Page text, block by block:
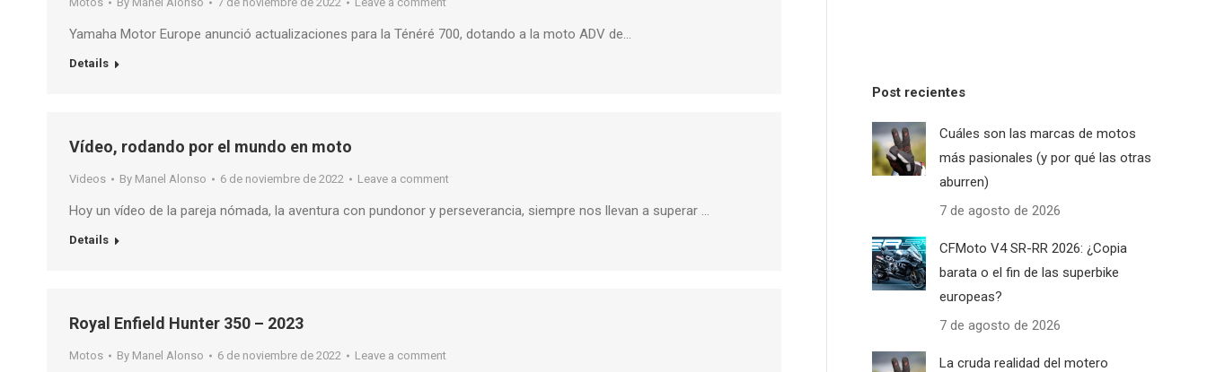
Yamaha Motor Europe anunció actualizaciones para la Ténéré 700, dotando a la moto ADV de…
Details
Vídeo, rodando por el mundo en moto
Videos By Manel Alonso 6 de noviembre de 2022 Leave a comment
Hoy un vídeo de la pareja nómada, la aventura con pundonor y perseverancia, siempre nos llevan a superar …
Details
Royal Enfield Hunter 350 – 2023
Motos By Manel Alonso 6 de noviembre de 2022 Leave a comment
Post recientes
Cuáles son las marcas de motos
más pasionales (y por qué las otras
aburren)
7 de agosto de 2026
CFMoto V4 SR-RR 2026: ¿Copia
barata o el fin de las superbike
europeas?
7 de agosto de 2026
La cruda realidad del motero